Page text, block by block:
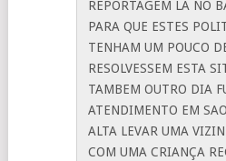
REPORTAGEM LA NO
PARA QUE ESTES
TENHAM UM POUCO
RESOLVESSEM ESTA
TAMBEM OUTRO DIA
ATENDIMENTO EM
ALTA LEVAR UMA
COM UMA CRIANÇA